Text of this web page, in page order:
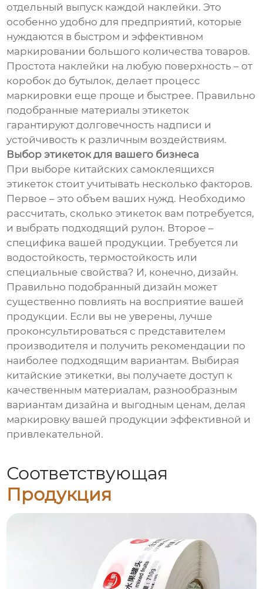
отдельный выпуск каждой наклейки. Это
особенно удобно для предприятий, которые
нуждаются в быстром и эффективном
маркировании большого количества товаров.
Простота наклейки на любую поверхность – от
коробок до бутылок, делает процесс
маркировки еще проще и быстрее. Правильно
подобранные материалы этикеток
гарантируют долговечность надписи и
устойчивость к различным воздействиям.
Выбор этикеток для вашего бизнеса
При выборе китайских самоклеящихся
этикеток стоит учитывать несколько факторов.
Первое – это объем ваших нужд. Необходимо
рассчитать, сколько этикеток вам потребуется,
и выбрать подходящий рулон. Второе –
специфика вашей продукции. Требуется ли
водостойкость, термостойкость или
специальные свойства? И, конечно, дизайн.
Правильно подобранный дизайн может
существенно повлиять на восприятие вашей
продукции. Если вы не уверены, лучше
проконсультироваться с представителем
производителя и получить рекомендации по
наиболее подходящим вариантам. Выбирая
китайские этикетки, вы получаете доступ к
качественным материалам, разнообразным
вариантам дизайна и выгодным ценам, делая
маркировку вашей продукции эффективной и
привлекательной.
Соответствующая
Продукция